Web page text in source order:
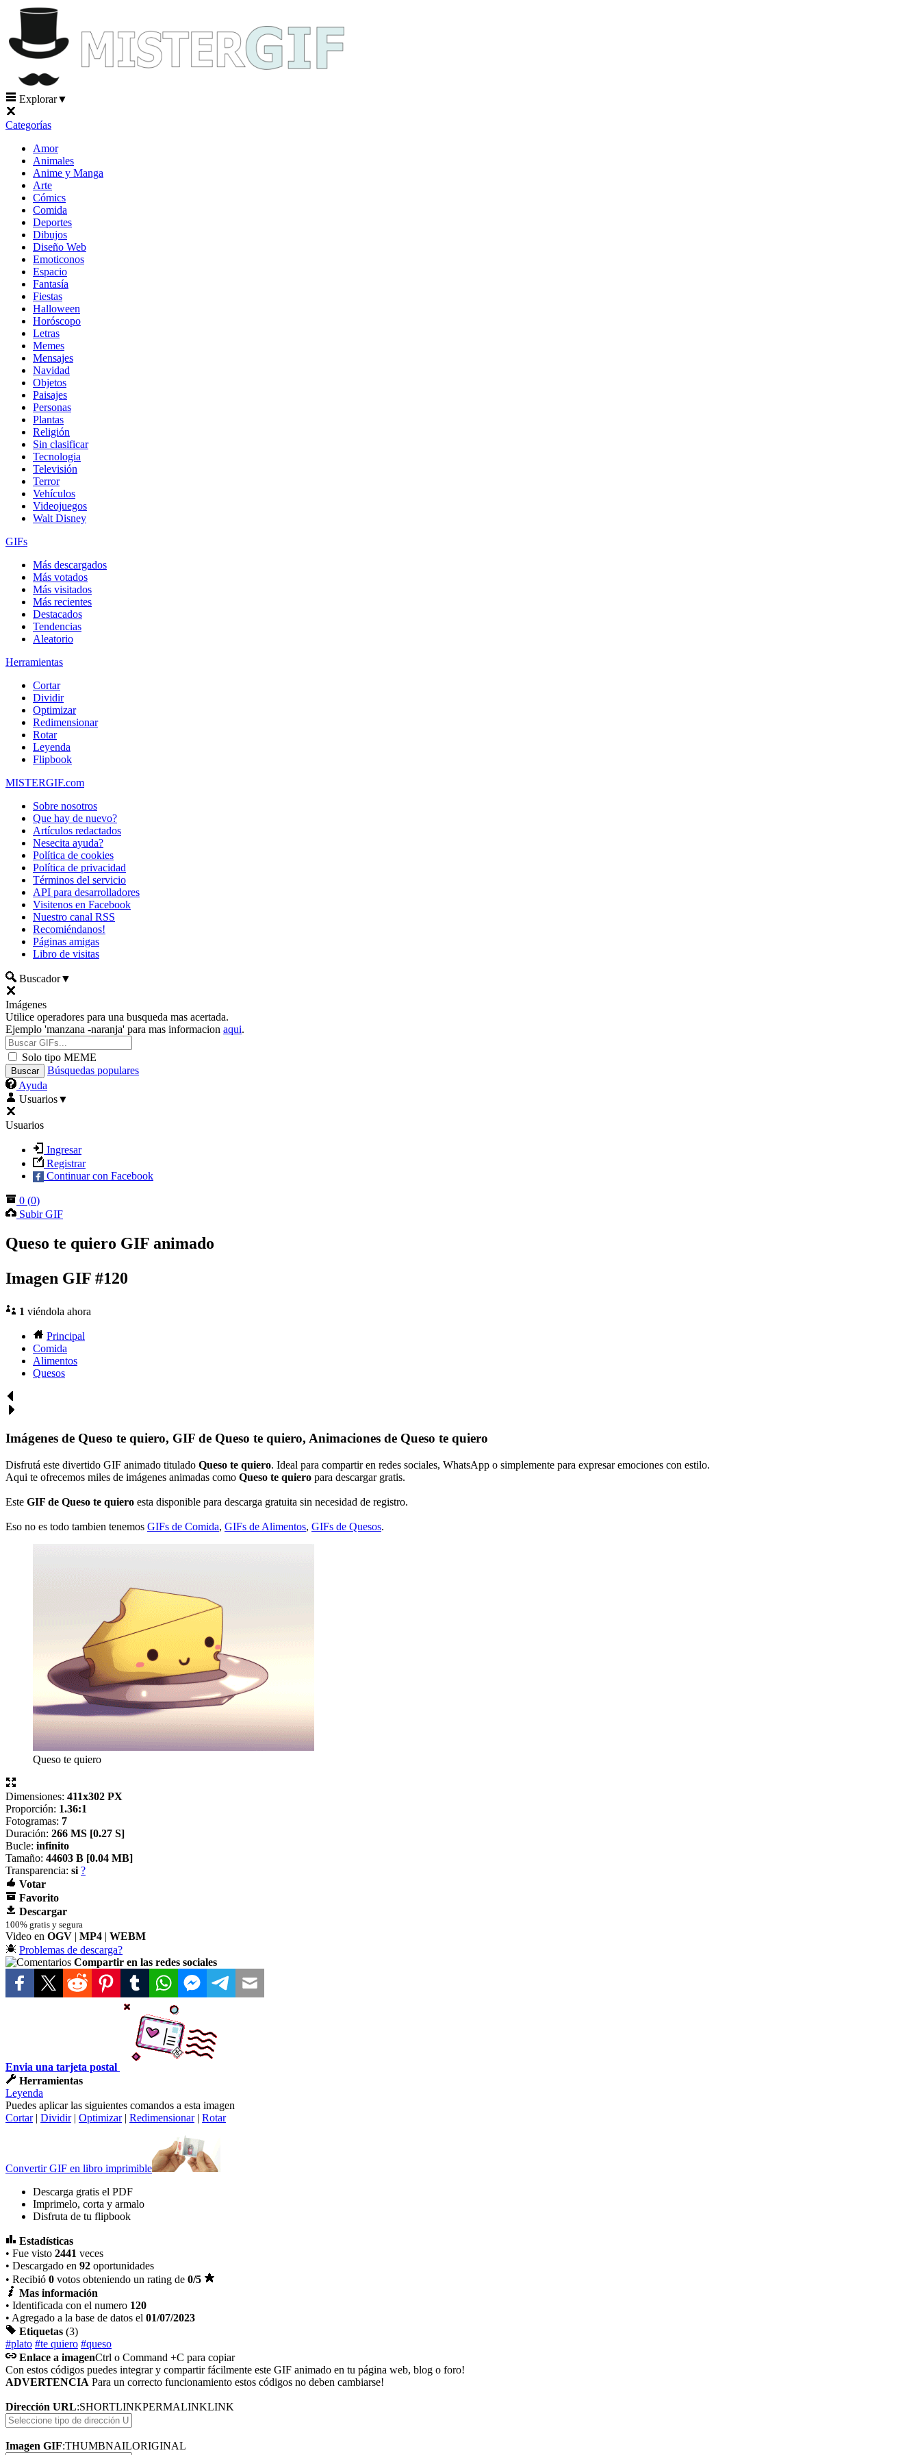
Explorar▼
Categorías
Amor
Animales
Anime y Manga
Arte
Cómics
Comida
Deportes
Dibujos
Diseño Web
Emoticonos
Espacio
Fantasía
Fiestas
Halloween
Horóscopo
Letras
Memes
Mensajes
Navidad
Objetos
Paisajes
Personas
Plantas
Religión
Sin clasificar
Tecnologia
Televisión
Terror
Vehículos
Videojuegos
Walt Disney
GIFs
Más descargados
Más votados
Más visitados
Más recientes
Destacados
Tendencias
Aleatorio
Herramientas
Cortar
Dividir
Optimizar
Redimensionar
Rotar
Leyenda
Flipbook
MISTERGIF.com
Sobre nosotros
Que hay de nuevo?
Artículos redactados
Nesecita ayuda?
Política de cookies
Política de privacidad
Términos del servicio
API para desarrolladores
Visitenos en Facebook
Nuestro canal RSS
Recomiéndanos!
Páginas amigas
Libro de visitas
Buscador▼
Imágenes
Utilice operadores para una busqueda mas acertada.
Ejemplo 'manzana -naranja' para mas informacion aqui.
Solo tipo MEME
Búsquedas populares
Ayuda
Usuarios▼
Usuarios
Ingresar
Registrar
Continuar con Facebook
0 (0)
Subir GIF
Queso te quiero GIF animado
Imagen GIF #120
1 viéndola ahora
Principal
Comida
Alimentos
Quesos
Imágenes de Queso te quiero, GIF de Queso te quiero, Animaciones de Queso te quiero
Disfrutá este divertido GIF animado titulado Queso te quiero. Ideal para compartir en redes sociales, WhatsApp o simplemente para expresar emociones con estilo.
Aqui te ofrecemos miles de imágenes animadas como Queso te quiero para descargar gratis.
Este GIF de Queso te quiero esta disponible para descarga gratuita sin necesidad de registro.
Eso no es todo tambien tenemos GIFs de Comida, GIFs de Alimentos, GIFs de Quesos.
Queso te quiero
Dimensiones: 411x302 PX
Proporción: 1.36:1
Fotogramas: 7
Duración: 266 MS [0.27 S]
Bucle: infinito
Tamaño: 44603 B [0.04 MB]
Transparencia: si ?
Votar
Favorito
Descargar
100% gratis y segura
Video en OGV | MP4 | WEBM
Problemas de descarga?
Compartir en las redes sociales
Envia una tarjeta postal
Herramientas
Leyenda
Puedes aplicar las siguientes comandos a esta imagen
Cortar| Dividir| Optimizar| Redimensionar| Rotar
Convertir GIF en libro imprimible
Descarga gratis el PDF
Imprimelo, corta y armalo
Disfruta de tu flipbook
Estadísticas
• Fue visto 2441 veces
• Descargado en 92 oportunidades
• Recibió 0 votos obteniendo un rating de 0/5
Mas información
• Identificada con el numero 120
• Agregado a la base de datos el 01/07/2023
Etiquetas (3)
#plato #te quiero #queso
Enlace a imagenCtrl o Command +C para copiar
Con estos códigos puedes integrar y compartir fácilmente este GIF animado en tu página web, blog o foro!
ADVERTENCIA Para un correcto funcionamiento estos códigos no deben cambiarse!
Dirección URL:SHORTLINKPERMALINKLINK
Imagen GIF:THUMBNAILORIGINAL